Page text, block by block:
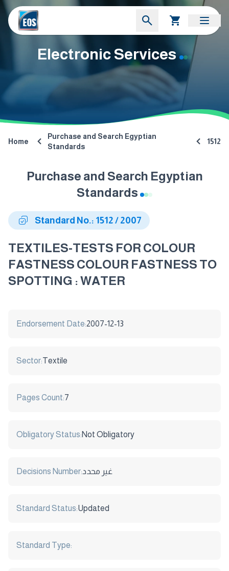
Electronic Services
Home
Purchase and Search Egyptian
Standards
1512
Purchase and Search Egyptian
Standards
Standard No.: 1512 / 2007
TEXTILES-TESTS FOR COLOUR
FASTNESS COLOUR FASTNESS TO
SPOTTING : WATER
Endorsement Date:2007-12-13
Sector:Textile
Pages Count:7
Obligatory Status:Not Obligatory
Decisions Number:غير محدد
Standard Status:Updated
Standard Type: